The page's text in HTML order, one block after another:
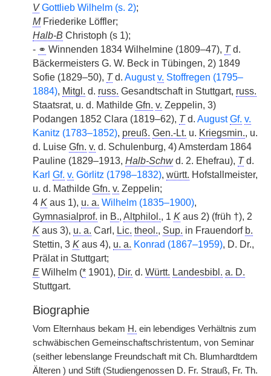
V Gottlieb Wilhelm (s. 2);
MFriederike Löffler;
Halb-B Christoph (s 1);
- ⚭ Winnenden 1834 Wilhelmine (1809–47), Td.
Bäckermeisters G. W. Beck in Tübingen, 2) 1849
Sofie (1829–50), Td. Augustv. Stoffregen (1795–
1884), Mitgl. d. russ. Gesandtschaft in Stuttgart, russ.
Staatsrat, u. d. Mathilde Gfn. v. Zeppelin, 3)
Podangen 1852 Clara (1819–62), Td. AugustGf. v.
Kanitz (1783–1852), preuß. Gen.-Lt. u. Kriegsmin., u.
d. Luise Gfn. v. d. Schulenburg, 4) Amsterdam 1864
Pauline (1829–1913, Halb-Schwd. 2. Ehefrau), Td.
Karl Gf. v. Görlitz (1798–1832), württ. Hofstallmeister,
u. d. Mathilde Gfn. v. Zeppelin;
4 K aus 1), u. a. Wilhelm (1835–1900),
Gymnasialprof. in B., Altphilol., 1 K aus 2) (früh †), 2
K aus 3), u. a. Carl, Lic. theol., Sup. in Frauendorf b.
Stettin, 3 K aus 4), u. a. Konrad (1867–1959), D. Dr.,
Prälat in Stuttgart;
E Wilhelm (* 1901), Dir. d. Württ. Landesbibl. a. D.
Stuttgart.
Biographie
Vom Elternhaus bekam H. ein lebendiges Verhältnis zum
schwäbischen Gemeinschaftschristentum, von Seminar
(seither lebenslange Freundschaft mit Ch. Blumhardtdem
Älteren ) und Stift (Studiengenossen D. Fr. Strauß, Fr. Th.